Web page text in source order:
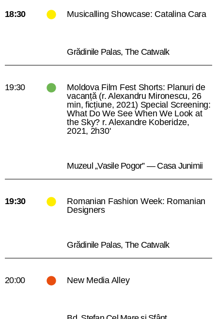
18:30 Musicalling Showcase: Catalina Cara
Grădinile Palas, The Catwalk
19:30
Moldova Film Fest Shorts: Planuri de
vacanță (r. Alexandru Mironescu, 26
min, ficțiune, 2021) Special Screening:
What Do We See When We Look at
the Sky? r. Alexandre Koberidze,
2021, 2h30'
Muzeul „Vasile Pogor” — Casa Junimii
19:30
Romanian Fashion Week: Romanian
Designers
Grădinile Palas, The Catwalk
20:00 New Media Alley